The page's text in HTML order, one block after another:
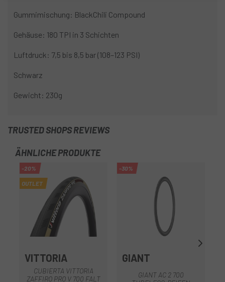
Gummimischung: BlackChili Compound
Gehäuse: 180 TPI in 3 Schichten
Luftdruck: 7,5 bis 8,5 bar (108–123 PSI)
Schwarz
Gewicht: 230g
TRUSTED SHOPS REVIEWS
ÄHNLICHE PRODUKTE
-20%
OUTLET
VITTORIA
CUBIERTA VITTORIA
ZAFFIRO PRO V 700 FALT
-30%
GIANT
GIANT AC 2 700